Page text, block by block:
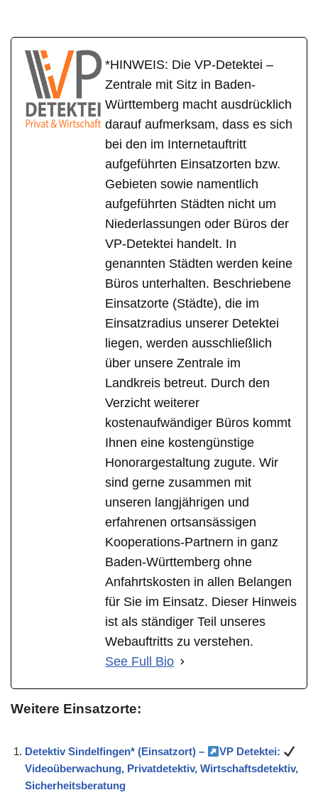
*HINWEIS: Die VP-Detektei –
Zentrale mit Sitz in Baden-
Württemberg macht ausdrücklich
darauf aufmerksam, dass es sich
bei den im Internetauftritt
aufgeführten Einsatzorten bzw.
Gebieten sowie namentlich
aufgeführten Städten nicht um
Niederlassungen oder Büros der
VP-Detektei handelt. In
genannten Städten werden keine
Büros unterhalten. Beschriebene
Einsatzorte (Städte), die im
Einsatzradius unserer Detektei
liegen, werden ausschließlich
über unsere Zentrale im
Landkreis betreut. Durch den
Verzicht weiterer
kostenaufwändiger Büros kommt
Ihnen eine kostengünstige
Honorargestaltung zugute. Wir
sind gerne zusammen mit
unseren langjährigen und
erfahrenen ortsansässigen
Kooperations-Partnern in ganz
Baden-Württemberg ohne
Anfahrtskosten in allen Belangen
für Sie im Einsatz. Dieser Hinweis
ist als ständiger Teil unseres
Webauftritts zu verstehen.
See Full Bio
Weitere Einsatzorte:
Detektiv Sindelfingen* (Einsatzort) –
VP Detektei:
Videoüberwachung, Privatdetektiv, Wirtschaftsdetektiv,
Sicherheitsberatung